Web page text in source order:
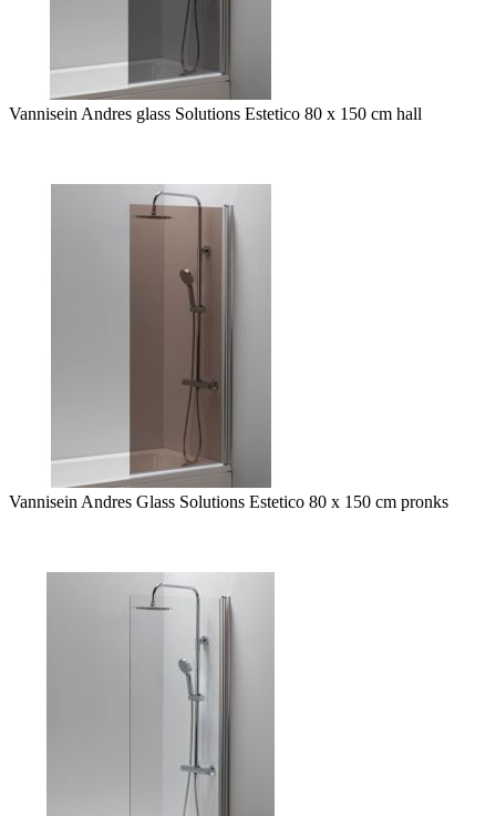
Vannisein Andres glass Solutions Estetico 80 x 150 cm hall
Vannisein Andres Glass Solutions Estetico 80 x 150 cm pronks